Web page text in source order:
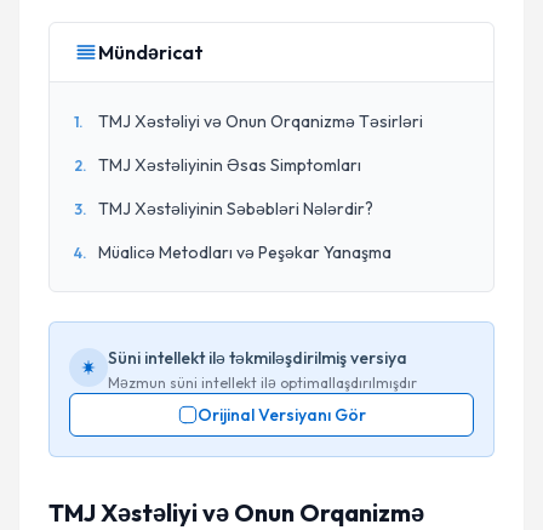
Mündəricat
1. TMJ Xəstəliyi və Onun Orqanizmə Təsirləri
2. TMJ Xəstəliyinin Əsas Simptomları
3. TMJ Xəstəliyinin Səbəbləri Nələrdir?
4. Müalicə Metodları və Peşəkar Yanaşma
Süni intellekt ilə təkmiləşdirilmiş versiya
Məzmun süni intellekt ilə optimallaşdırılmışdır
Orijinal Versiyanı Gör
TMJ Xəstəliyi və Onun Orqanizmə